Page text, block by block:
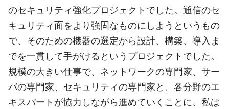
のセキュリティ強化プロジェクトでした。通信のセ
キュリティ面をより強固なものにしようというもの
で、そのための機器の選定から設計、構築、導入ま
でを一貫して手がけるというプロジェクトでした。
規模の大きい仕事で、ネットワークの専門家、サー
バの専門家、セキュリティの専門家と、各分野のエ
キスパートが協力しながら進めていくことに、私は